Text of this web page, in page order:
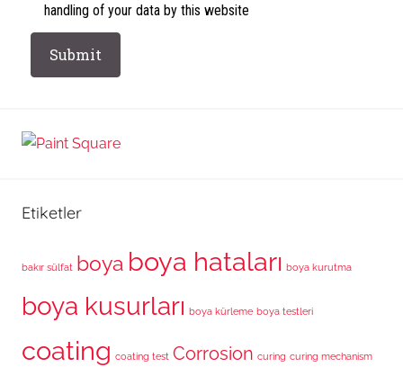
handling of your data by this website
Etiketler
bakır sülfat boya boya hataları boya kurutma
boya kusurları boya kürleme boya testleri
coating coating test Corrosion curing curing mechanism